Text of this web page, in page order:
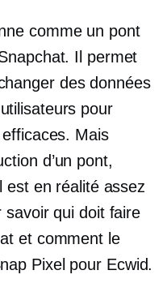
comme un pont
Il permet
des données
pour
Mais
d’un pont,
est en réalité assez
savoir qui doit faire
et comment le
Pixel pour Ecwid.